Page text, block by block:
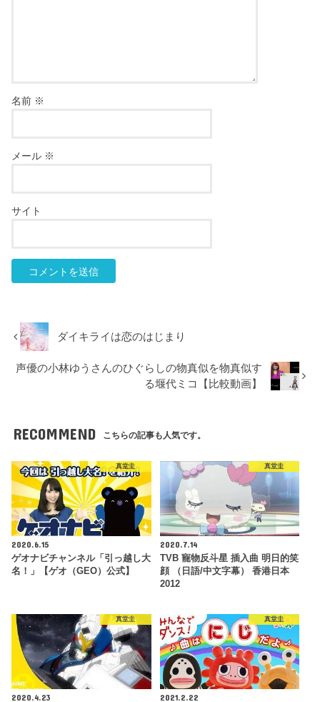
名前 ※
メール ※
サイト
ダイキライは恋のはじまり
声優の小林ゆうさんのひぐらしの物真似を物真似す
る堰代ミコ【比較動画】
RECOMMEND こちらの記事も人気です。
真堂圭
2020.6.15
ゲオナビチャンネル「引っ越し大
名！」【ゲオ（GEO）公式】
真堂圭
2020.7.14
TVB 寵物反斗星 插入曲 明日的笑
顔 （日語/中文字幕） 香港日本
2012
真堂圭
2020.4.23
真堂圭
2021.2.22